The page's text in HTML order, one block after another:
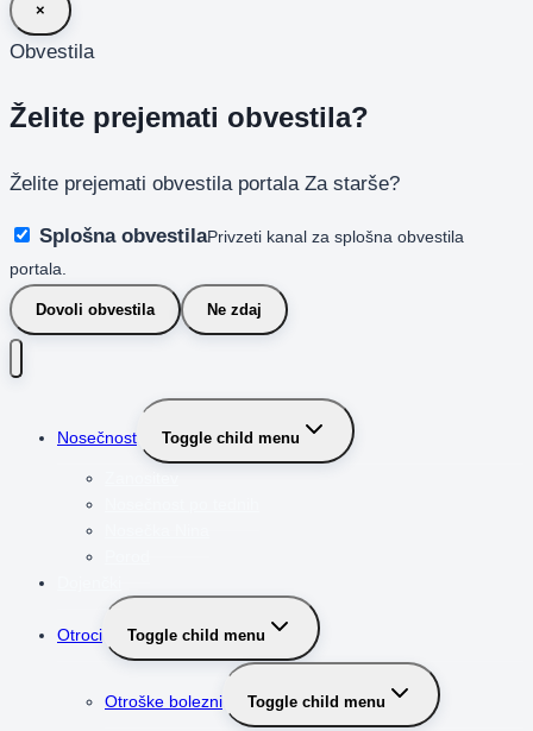
×
Obvestila
Želite prejemati obvestila?
Želite prejemati obvestila portala Za starše?
Splošna obvestilaPrivzeti kanal za splošna obvestila
portala.
Dovoli obvestila Ne zdaj
Nosečnost Toggle child menu
Otroci Toggle child menu
Otroške bolezni Toggle child menu